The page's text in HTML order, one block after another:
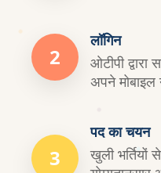
2
लॉगिन
ओटीपी
अपने
3
पद का चयन
खुली